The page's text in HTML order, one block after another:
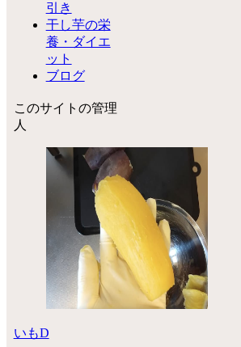
引き
干し芋の栄
養・ダイエ
ット
ブログ
このサイトの管理
人
いもD